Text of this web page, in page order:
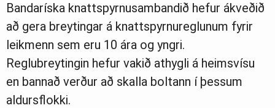
Bandaríska knattspyrnusambandið hefur ákveðið
að gera breytingar á knattspyrnureglunum fyrir
leikmenn sem eru 10 ára og yngri.
Reglubreytingin hefur vakið athygli á heimsvísu
en bannað verður að skalla boltann í þessum
aldursflokki.